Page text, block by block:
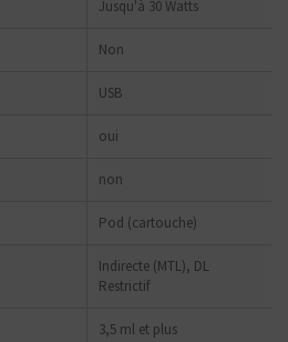
Jusqu'à 30 Watts
Non
USB
oui
non
Pod (cartouche)
Indirecte (MTL), DL
Restrictif
3,5 ml et plus